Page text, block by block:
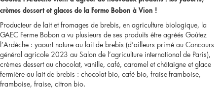
crèmes dessert et glaces de la Ferme Bobon à Vion !
Producteur de lait et fromages de brebis, en agriculture biologique, la
GAEC Ferme Bobon a vu plusieurs de ses produits être agréés Goûtez
l’Ardèche : yaourt nature au lait de brebis (d’ailleurs primé au Concours
général agricole 2023 au Salon de l’agriculture international de Paris),
crèmes dessert au chocolat, vanille, café, caramel et châtaigne et glace
fermière au lait de brebis : chocolat bio, café bio, fraise-framboise,
framboise, fraise, citron bio.